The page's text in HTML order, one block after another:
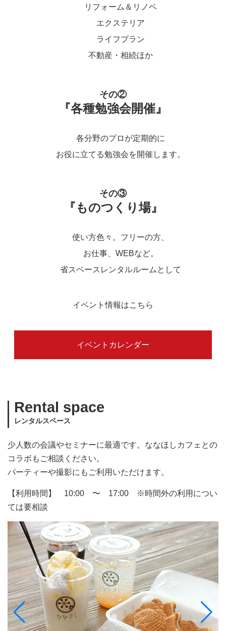
リフォーム＆リノベ
エクステリア
ライフプラン
不動産・相続ほか
その②
『各種勉強会開催』
各分野のプロが定期的に
お役に立てる勉強会を開催します。
その③
『ものつくり場』
使い方色々。フリーの方、
お仕事、WEBなど。
省スペースレンタルルームとして
イベント情報はこちら
イベントカレンダー
Rental space
レンタルスペース
少人数の会議やセミナーに最適です。ななほしカフェとの
コラボもご相談ください。
パーティーや撮影にもご利用いただけます。
【利用時間】 10:00 〜 17:00 ※時間外の利用につい
ては要相談